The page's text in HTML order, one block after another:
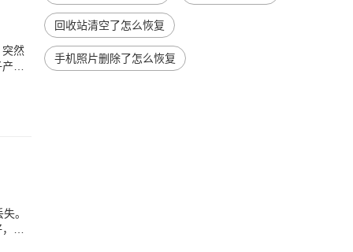
突然
。
大
回收站清空了怎么恢复
手机照片删除了怎么恢复